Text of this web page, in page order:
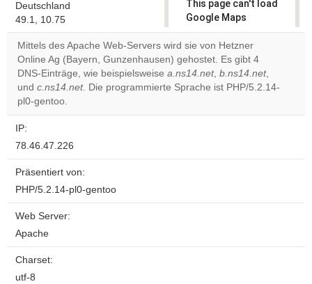
Deutschland
49.1, 10.75
This page can't load
Google Maps
correctly.
Do you
own this
website?
OK
Mittels des Apache Web-Servers wird sie von Hetzner
Online Ag (Bayern, Gunzenhausen) gehostet. Es gibt 4
DNS-Einträge, wie beispielsweise a.ns14.net, b.ns14.net,
und c.ns14.net. Die programmierte Sprache ist PHP/5.2.14-
pl0-gentoo.
IP:
78.46.47.226
Präsentiert von:
PHP/5.2.14-pl0-gentoo
Web Server:
Apache
Charset:
utf-8